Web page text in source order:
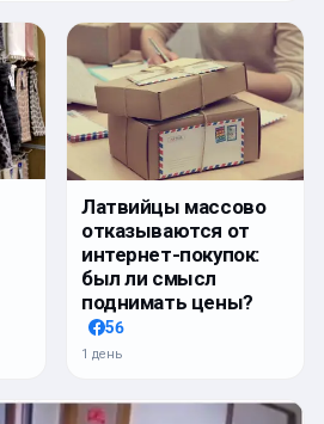
Латвийцы массово
отказываются от
интернет-покупок:
был ли смысл
поднимать цены?
56
1 день